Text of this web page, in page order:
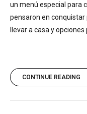
un menú especial para
pensaron en
llevar a casa y opciones
CONTINUE READING